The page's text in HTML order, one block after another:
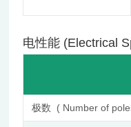
电性能 (Electrical
极数 ( Number of